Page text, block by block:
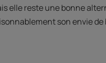
elle reste une bonne
son envie de